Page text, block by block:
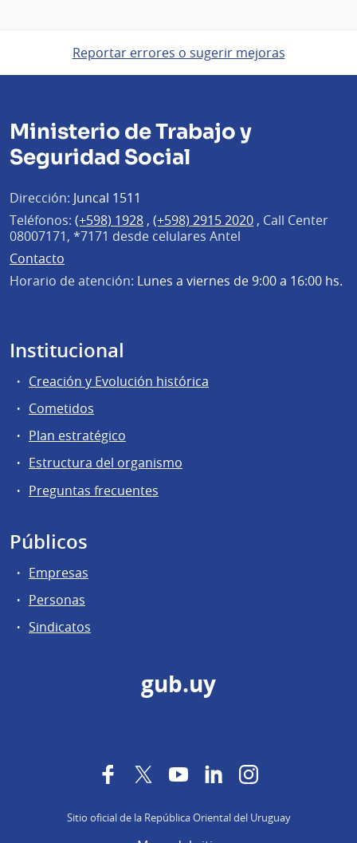
Reportar errores o sugerir mejoras
Ministerio de Trabajo y
Seguridad Social
Dirección: Juncal 1511
Teléfonos: (+598) 1928 , (+598) 2915 2020 , Call Center
08007171, *7171 desde celulares Antel
Contacto
Horario de atención: Lunes a viernes de 9:00 a 16:00 hs.
Institucional
Creación y Evolución histórica
Cometidos
Plan estratégico
Estructura del organismo
Preguntas frecuentes
Públicos
Empresas
Personas
Sindicatos
gub.uy
FacebookTwitterYouTubeLinkedInInstagram
Sitio oficial de la República Oriental del Uruguay